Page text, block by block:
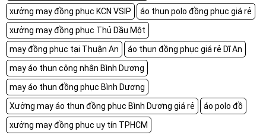
xưởng may đồng phục KCN VSIP
áo thun polo đồng phục giá rẻ
xưởng may đồng phục Thủ Dầu Một
may đồng phục tại Thuận An
áo thun đồng phục giá rẻ Dĩ An
may áo thun công nhân Bình Dương
may áo thun đồng phục Bình Dương
Xưởng may áo thun đồng phục Bình Dương giá rẻ
áo polo đồ
xưởng may đồng phục uy tín TPHCM